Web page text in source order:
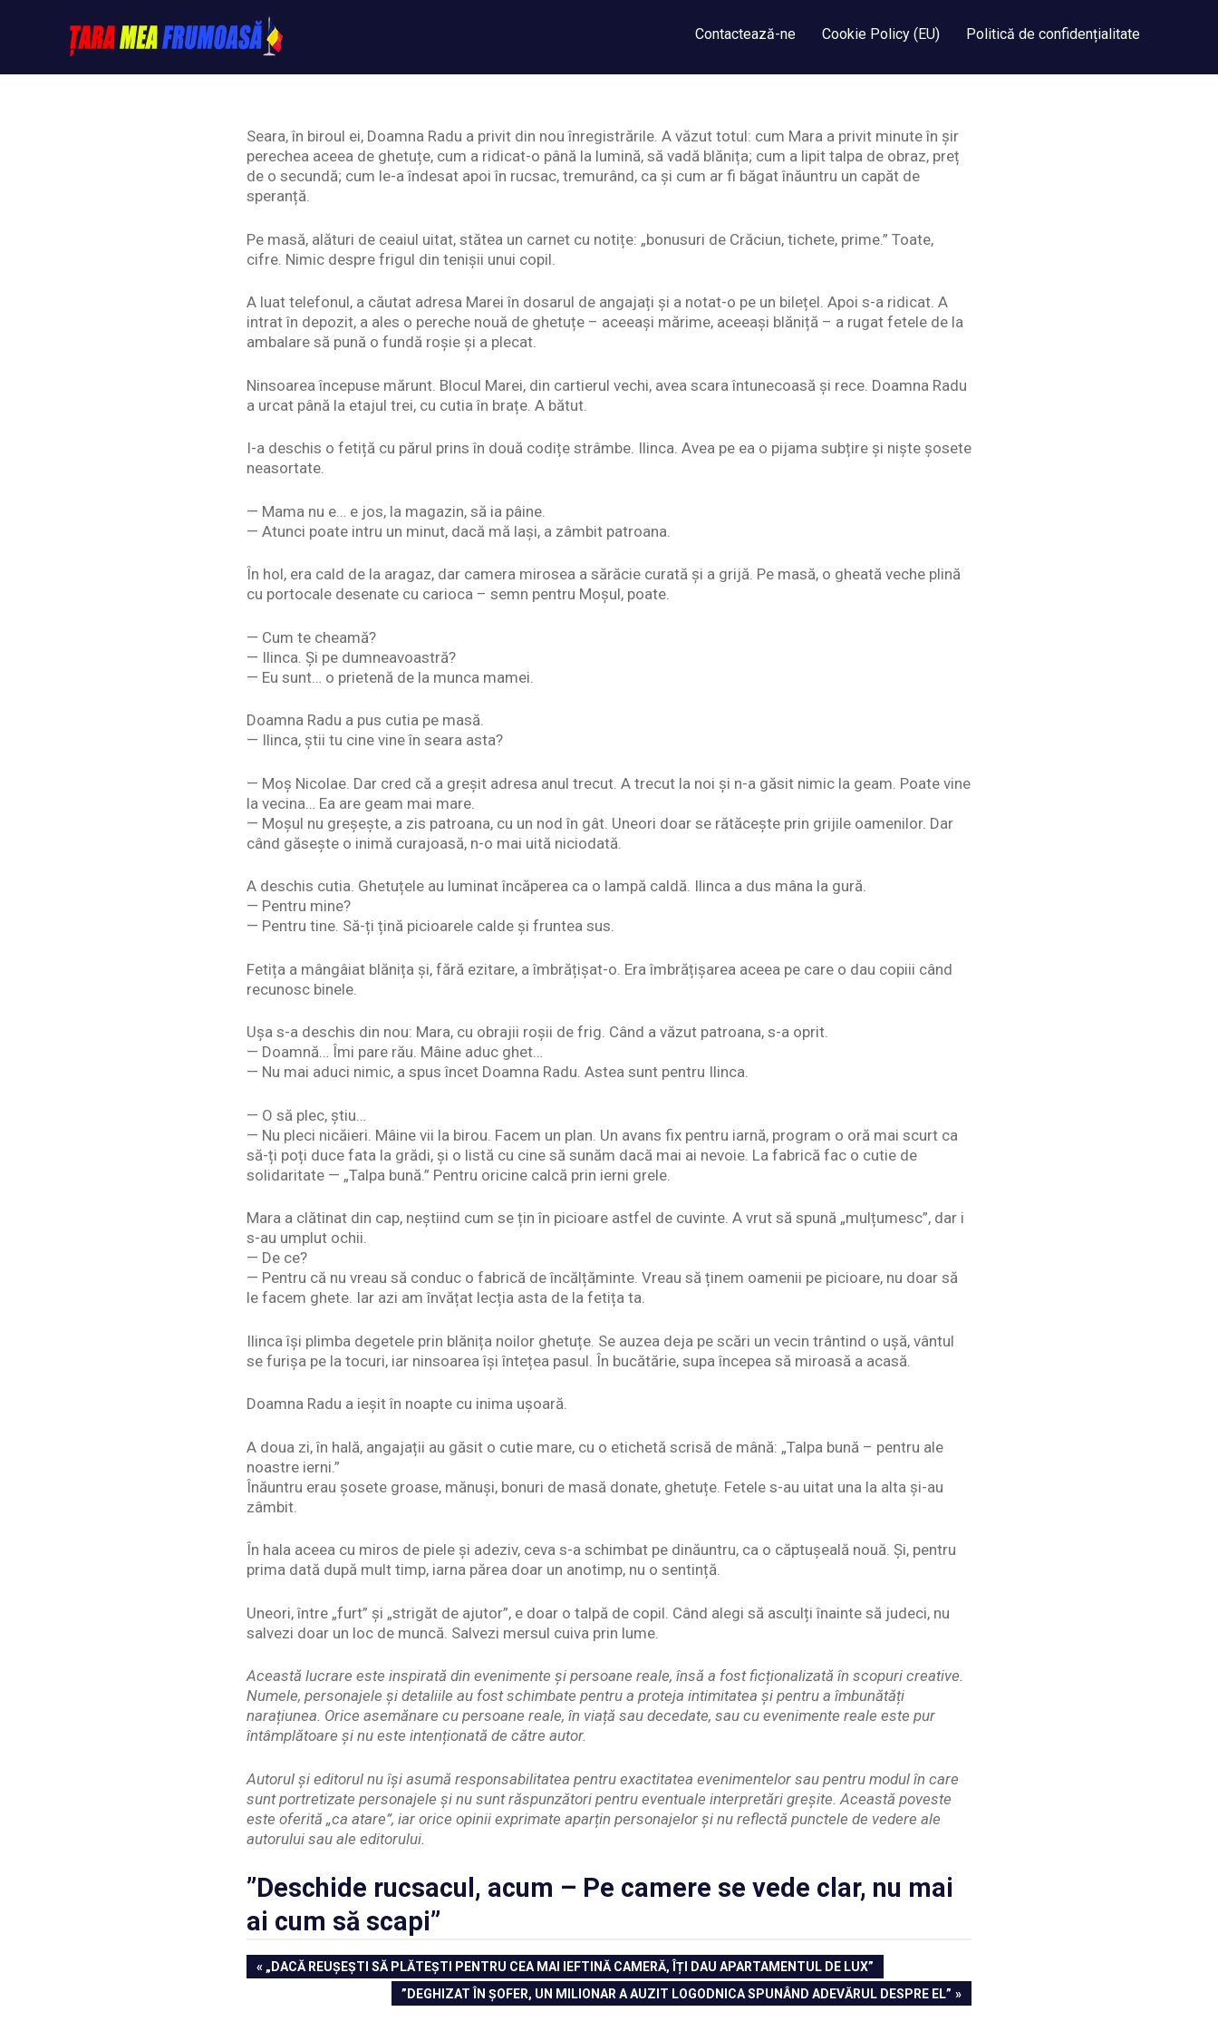
Tarameafrumoasa
Contactează-ne Cookie Policy (EU) Politică de confidențialitate
Seara, în biroul ei, Doamna Radu a privit din nou înregistrările. A văzut totul: cum Mara a privit minute în șir
perechea aceea de ghetuțe, cum a ridicat-o până la lumină, să vadă blănița; cum a lipit talpa de obraz, preț
de o secundă; cum le-a îndesat apoi în rucsac, tremurând, ca și cum ar fi băgat înăuntru un capăt de
speranță.
Pe masă, alături de ceaiul uitat, stătea un carnet cu notițe: „bonusuri de Crăciun, tichete, prime.” Toate,
cifre. Nimic despre frigul din tenișii unui copil.
A luat telefonul, a căutat adresa Marei în dosarul de angajați și a notat-o pe un bilețel. Apoi s-a ridicat. A
intrat în depozit, a ales o pereche nouă de ghetuțe – aceeași mărime, aceeași blăniță – a rugat fetele de la
ambalare să pună o fundă roșie și a plecat.
Ninsoarea începuse mărunt. Blocul Marei, din cartierul vechi, avea scara întunecoasă și rece. Doamna Radu
a urcat până la etajul trei, cu cutia în brațe. A bătut.
I-a deschis o fetiță cu părul prins în două codițe strâmbe. Ilinca. Avea pe ea o pijama subțire și niște șosete
neasortate.
— Mama nu e… e jos, la magazin, să ia pâine.
— Atunci poate intru un minut, dacă mă lași, a zâmbit patroana.
În hol, era cald de la aragaz, dar camera mirosea a sărăcie curată și a grijă. Pe masă, o gheată veche plină
cu portocale desenate cu carioca – semn pentru Moșul, poate.
— Cum te cheamă?
— Ilinca. Și pe dumneavoastră?
— Eu sunt… o prietenă de la munca mamei.
Doamna Radu a pus cutia pe masă.
— Ilinca, știi tu cine vine în seara asta?
— Moș Nicolae. Dar cred că a greșit adresa anul trecut. A trecut la noi și n-a găsit nimic la geam. Poate vine
la vecina… Ea are geam mai mare.
— Moșul nu greșește, a zis patroana, cu un nod în gât. Uneori doar se rătăcește prin grijile oamenilor. Dar
când găsește o inimă curajoasă, n-o mai uită niciodată.
A deschis cutia. Ghetuțele au luminat încăperea ca o lampă caldă. Ilinca a dus mâna la gură.
— Pentru mine?
— Pentru tine. Să-ți țină picioarele calde și fruntea sus.
Fetița a mângâiat blănița și, fără ezitare, a îmbrățișat-o. Era îmbrățișarea aceea pe care o dau copiii când
recunosc binele.
Ușa s-a deschis din nou: Mara, cu obrajii roșii de frig. Când a văzut patroana, s-a oprit.
— Doamnă… Îmi pare rău. Mâine aduc ghet…
— Nu mai aduci nimic, a spus încet Doamna Radu. Astea sunt pentru Ilinca.
— O să plec, știu…
— Nu pleci nicăieri. Mâine vii la birou. Facem un plan. Un avans fix pentru iarnă, program o oră mai scurt ca
să-ți poți duce fata la grădi, și o listă cu cine să sunăm dacă mai ai nevoie. La fabrică fac o cutie de
solidaritate — „Talpa bună.” Pentru oricine calcă prin ierni grele.
Mara a clătinat din cap, neștiind cum se țin în picioare astfel de cuvinte. A vrut să spună „mulțumesc”, dar i
s-au umplut ochii.
— De ce?
— Pentru că nu vreau să conduc o fabrică de încălțăminte. Vreau să ținem oamenii pe picioare, nu doar să
le facem ghete. Iar azi am învățat lecția asta de la fetița ta.
Ilinca își plimba degetele prin blănița noilor ghetuțe. Se auzea deja pe scări un vecin trântind o ușă, vântul
se furișa pe la tocuri, iar ninsoarea își întețea pasul. În bucătărie, supa începea să miroasă a acasă.
Doamna Radu a ieșit în noapte cu inima ușoară.
A doua zi, în hală, angajații au găsit o cutie mare, cu o etichetă scrisă de mână: „Talpa bună – pentru ale
noastre ierni.”
Înăuntru erau șosete groase, mănuși, bonuri de masă donate, ghetuțe. Fetele s-au uitat una la alta și-au
zâmbit.
În hala aceea cu miros de piele și adeziv, ceva s-a schimbat pe dinăuntru, ca o căptușeală nouă. Și, pentru
prima dată după mult timp, iarna părea doar un anotimp, nu o sentință.
Uneori, între „furt” și „strigăt de ajutor”, e doar o talpă de copil. Când alegi să asculți înainte să judeci, nu
salvezi doar un loc de muncă. Salvezi mersul cuiva prin lume.
Această lucrare este inspirată din evenimente și persoane reale, însă a fost ficționalizată în scopuri creative.
Numele, personajele și detaliile au fost schimbate pentru a proteja intimitatea și pentru a îmbunătăți
narațiunea. Orice asemănare cu persoane reale, în viață sau decedate, sau cu evenimente reale este pur
întâmplătoare și nu este intenționată de către autor.
Autorul și editorul nu își asumă responsabilitatea pentru exactitatea evenimentelor sau pentru modul în care
sunt portretizate personajele și nu sunt răspunzători pentru eventuale interpretări greșite. Această poveste
este oferită „ca atare”, iar orice opinii exprimate aparțin personajelor și nu reflectă punctele de vedere ale
autorului sau ale editorului.
”Deschide rucsacul, acum – Pe camere se vede clar, nu mai
ai cum să scapi”
Navigare
PREVIOUS
POST:
„DACĂ REUȘEȘTI SĂ PLĂTEȘTI PENTRU CEA MAI IEFTINĂ CAMERĂ, ÎȚI DAU APARTAMENTUL DE LUX”
NEXT
POST:
”DEGHIZAT ÎN ȘOFER, UN MILIONAR A AUZIT LOGODNICA SPUNÂND ADEVĂRUL DESPRE EL”